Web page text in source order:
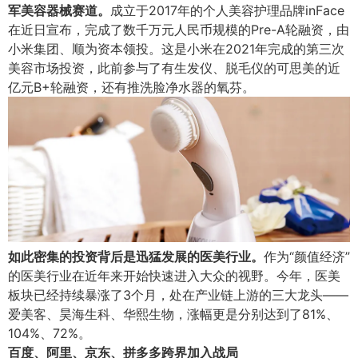
军美容器械赛道。 成立于2017年的个人美容护理品牌inFace
在近日宣布，完成了数千万元人民币规模的Pre-A轮融资，由
小米集团、顺为资本领投。这是小米在2021年完成的第三次
美容市场投资，此前参与了有生发仪、脱毛仪的可思美的近
亿元B+轮融资，还有推洗脸净水器的氧芬。
如此密集的投资背后是迅猛发展的医美行业。 作为“颜值经济”
的医美行业在近年来开始快速进入大众的视野。今年，医美
板块已经持续暴涨了3个月，处在产业链上游的三大龙头——
爱美客、昊海生科、华熙生物，涨幅更是分别达到了81%、
104%、72%。
百度、阿里、京东、拼多多跨界加入战局